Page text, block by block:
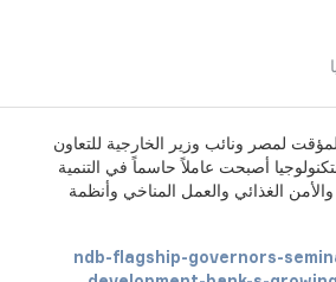
لمصر ونائب وزير الخارجية للتعاون
أصبحت عاملاً حاسماً في التنمية
والأمن الغذائي والعمل المناخي وأنظمة